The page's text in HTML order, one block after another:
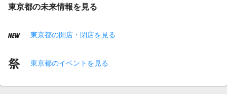
東京都の未来情報を見る
東京都の開店・閉店を見る
東京都のイベントを見る